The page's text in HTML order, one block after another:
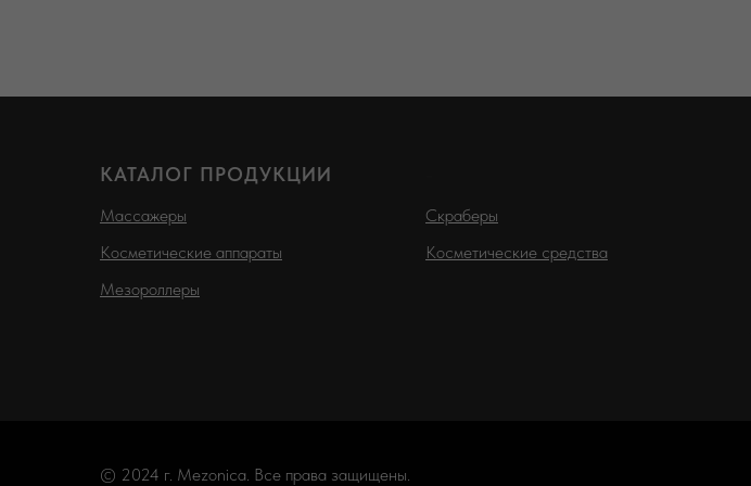
КАТАЛОГ ПРОДУКЦИИ
Массажеры
Косметические аппараты
Мезороллеры
Скраберы
Косметические средства
© 2024 г. Mezonica. Все права защищены.